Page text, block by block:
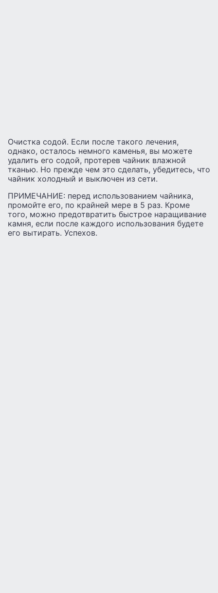
Очистка содой. Если после такого лечения,
однако, осталось немного каменья, вы можете
удалить его содой, протерев чайник влажной
тканью. Но прежде чем это сделать, убедитесь, что
чайник холодный и выключен из сети.
ПРИМЕЧАНИЕ: перед использованием чайника,
промойте его, по крайней мере в 5 раз. Кроме
того, можно предотвратить быстрое наращивание
камня, если после каждого использования будете
его вытирать. Успехов.